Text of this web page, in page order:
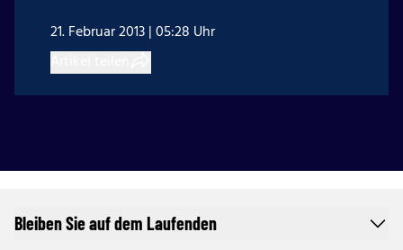
21. Februar 2013 | 05:28 Uhr
Bleiben Sie auf dem Laufenden